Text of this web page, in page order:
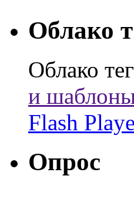
Облако
Облако
и
Flash
Опрос